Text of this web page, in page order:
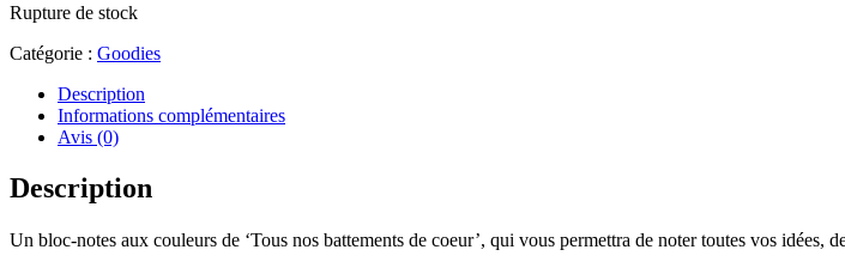
Rupture de stock
Catégorie : Goodies
Description
Informations complémentaires
Avis (0)
Description
Un bloc-notes aux couleurs de ‘Tous nos battements de coeur’, qui vous permettra de noter toutes vos